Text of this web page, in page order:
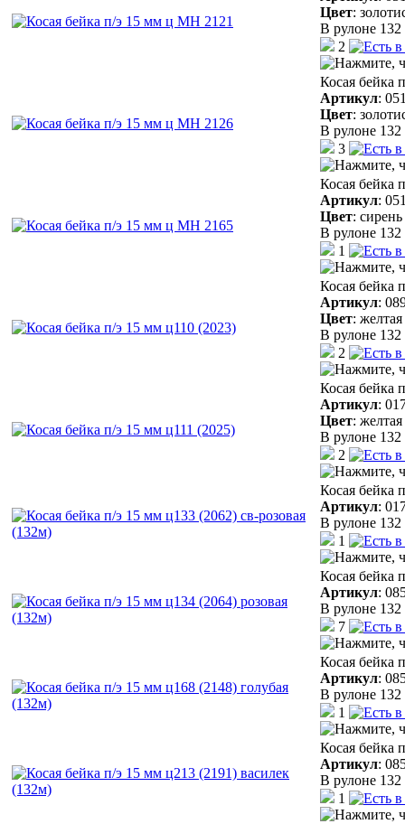
Цвет:
В рулоне
2
Косая бейка
Артикул:
Цвет:
В рулоне
3
Косая бейка
Артикул:
Цвет: сирень
В рулоне
1
Косая бейка
Артикул:
Цвет: желтая
В рулоне
2
Косая бейка
Артикул:
Цвет: желтая
В рулоне
2
Косая бейка
Артикул:
В рулоне
1
Косая бейка
Артикул:
В рулоне
7
Косая бейка
Артикул:
В рулоне
1
Косая бейка
Артикул:
В рулоне
1